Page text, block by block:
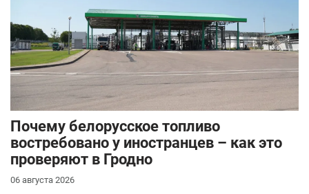
Почему белорусское топливо
востребовано у иностранцев – как это
проверяют в Гродно
06 августа 2026